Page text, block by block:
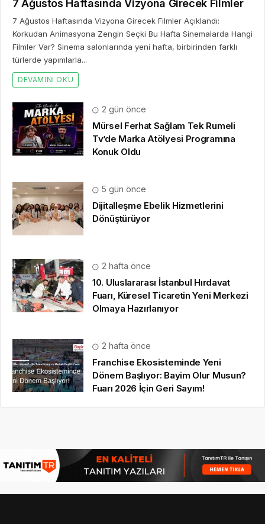
7 Ağustos Haftasında Vizyona Girecek Filmler
7 Ağustos Haftasında Vizyona Girecek Filmler Açıklandı:
Korkudan Animasyona Zengin Seçki Bu Hafta Sinemalarda Hangi
Filmler Var? Sinema salonlarında yeni hafta, birbirinden farklı
türlerde yapımlarla...
DEVAMINI OKU
2 gün önce
Mürsel Ferhat Sağlam Tek Rumeli
Tv’de Marka Atölyesi Programına
Konuk Oldu
5 gün önce
Dijitalleşme Ebelik Hizmetlerini
Dönüştürüyor
2 hafta önce
10. Uluslararası İstanbul Hırdavat
Fuarı, Küresel Ticaretin Yeni Merkezi
Olmaya Hazırlanıyor
2 hafta önce
Franchise Ekosisteminde Yeni
Dönem Başlıyor: Bayim Olur Musun?
Fuarı 2026 İçin Geri Sayım!